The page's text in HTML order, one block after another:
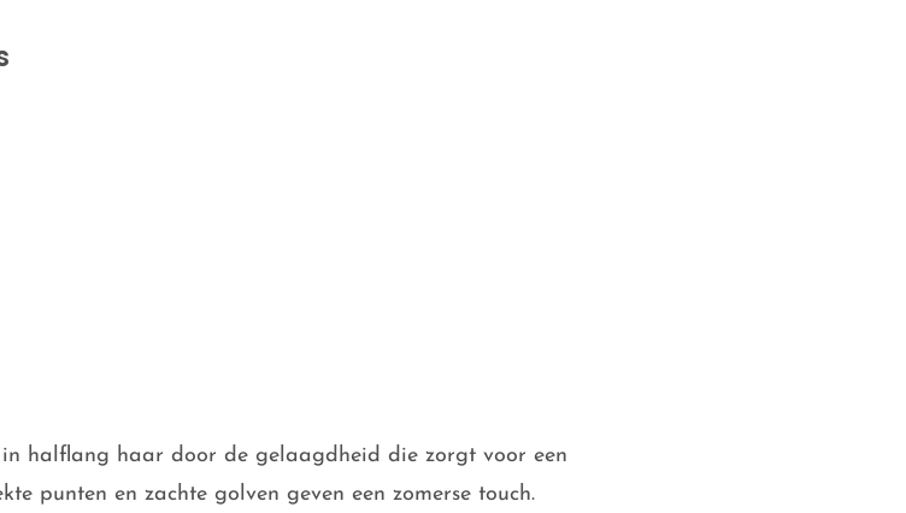
halflang haar door de gelaagdheid die zorgt voor een
punten en zachte golven geven een zomerse touch.